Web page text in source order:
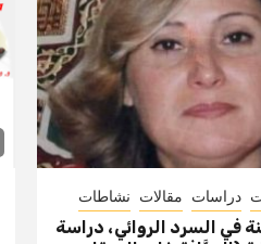
دراسات مقالات نشاطات
في السرد الروائي، دراسة